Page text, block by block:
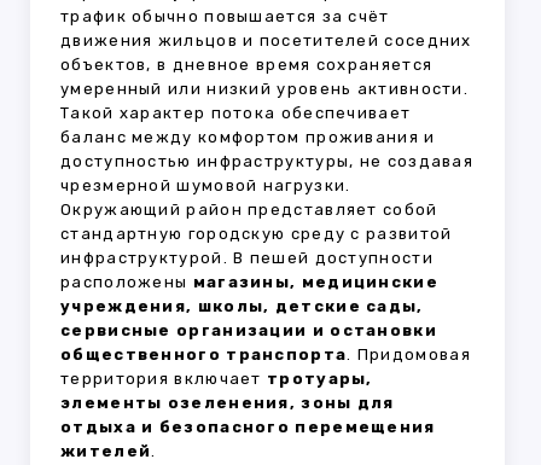
трафик обычно повышается за счёт
движения жильцов и посетителей соседних
объектов, в дневное время сохраняется
умеренный или низкий уровень активности.
Такой характер потока обеспечивает
баланс между комфортом проживания и
доступностью инфраструктуры, не создавая
чрезмерной шумовой нагрузки.
Окружающий район представляет собой
стандартную городскую среду с развитой
инфраструктурой. В пешей доступности
расположены магазины, медицинские
учреждения, школы, детские сады,
сервисные организации и остановки
общественного транспорта. Придомовая
территория включает тротуары,
элементы озеленения, зоны для
отдыха и безопасного перемещения
жителей.